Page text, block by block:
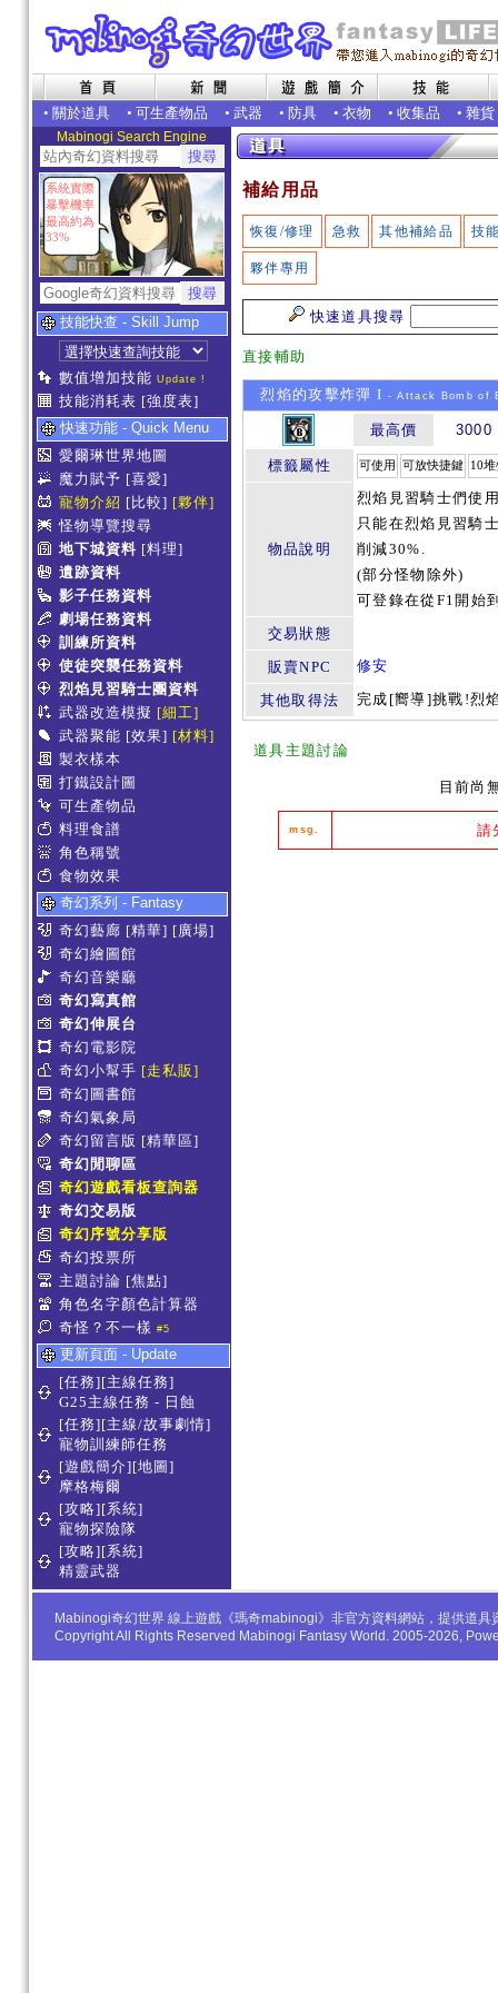
• 關於道具 • 可生產物品 • 武器 • 防具 • 衣物 • 收集品 • 雜貨
Mabinogi Search Engine
系統實際
暴擊機率
最高約為
33%
技能快查 - Skill Jump
數值增加技能 Update !
技能消耗表 [強度表]
快速功能 - Quick Menu
愛爾琳世界地圖
魔力賦予 [喜愛]
寵物介紹 [比較] [夥伴]
怪物導覽搜尋
地下城資料 [料理]
遺跡資料
影子任務資料
劇場任務資料
訓練所資料
使徒突襲任務資料
烈焰見習騎士團資料
武器改造模擬 [細工]
武器聚能 [效果] [材料]
製衣樣本
打鐵設計圖
可生產物品
料理食譜
角色稱號
食物效果
奇幻系列 - Fantasy
奇幻藝廊 [精華] [廣場]
奇幻繪圖館
奇幻音樂廳
奇幻寫真館
奇幻伸展台
奇幻電影院
奇幻小幫手 [走私販]
奇幻圖書館
奇幻氣象局
奇幻留言版 [精華區]
奇幻閒聊區
奇幻遊戲看板查詢器
奇幻交易版
奇幻序號分享版
奇幻投票所
主題討論 [焦點]
角色名字顏色計算器
奇怪？不一樣 #5
更新頁面 - Update
[任務][主線任務]
G25主線任務 - 日蝕
[任務][主線/故事劇情]
寵物訓練師任務
[遊戲簡介][地圖]
摩格梅爾
[攻略][系統]
寵物探險隊
[攻略][系統]
精靈武器
補給用品
恢復/修理 急救 其他補給品 技
夥伴專用
快速道具搜尋
直接輔助
烈焰的攻擊炸彈 I - Attack Bomb of
最高價 3000
標籤屬性 可使用 可放快捷鍵 10堆
物品說明
烈焰見習騎士們使
只能在烈焰見習騎
削減30%.
(部分怪物除外)
可登錄在從F1開始
交易狀態
販賣NPC
修安
其他取得法 完成[嚮導]挑戰!烈
道具主題討論
目前尚
msg. 請
Mabinogi奇幻世界 線上遊戲《瑪奇mabinogi》非官方資料網站，提供道
Copyright All Rights Reserved Mabinogi Fantasy World. 2005-2026,